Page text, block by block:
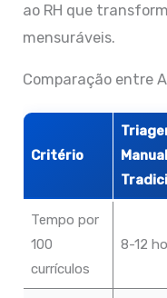
ao RH que
mensuráveis.
Comparação entre
Critério
Manual
Tempo por
100
currículos
8-12